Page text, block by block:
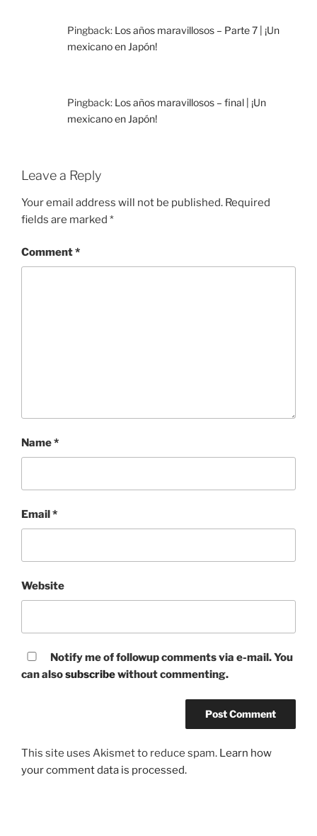
Pingback: Los años maravillosos – Parte 7 | ¡Un
mexicano en Japón!
Pingback: Los años maravillosos – final | ¡Un
mexicano en Japón!
Leave a Reply
Your email address will not be published. Required
fields are marked *
Comment*
Name*
Email*
Website
Notify me of followup comments via e-mail. You
can alsosubscribewithout commenting.
This site uses Akismet to reduce spam. Learn how
your comment data is processed.